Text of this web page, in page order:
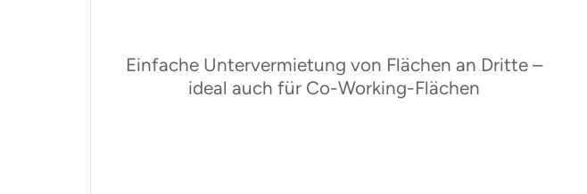
Einfache Untervermietung von Flächen an Dritte –
ideal auch für Co-Working-Flächen